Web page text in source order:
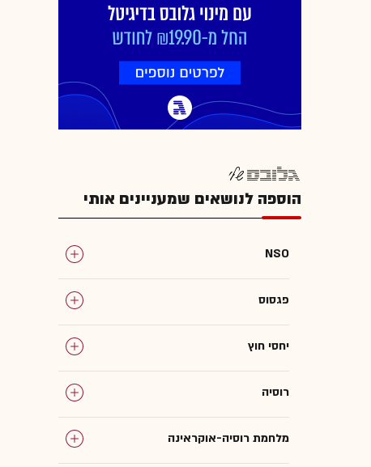
הוספה לנושאים שמעניינים אותי
NSO
פגסוס
יחסי חוץ
רוסיה
מלחמת רוסיה-אוקראינה